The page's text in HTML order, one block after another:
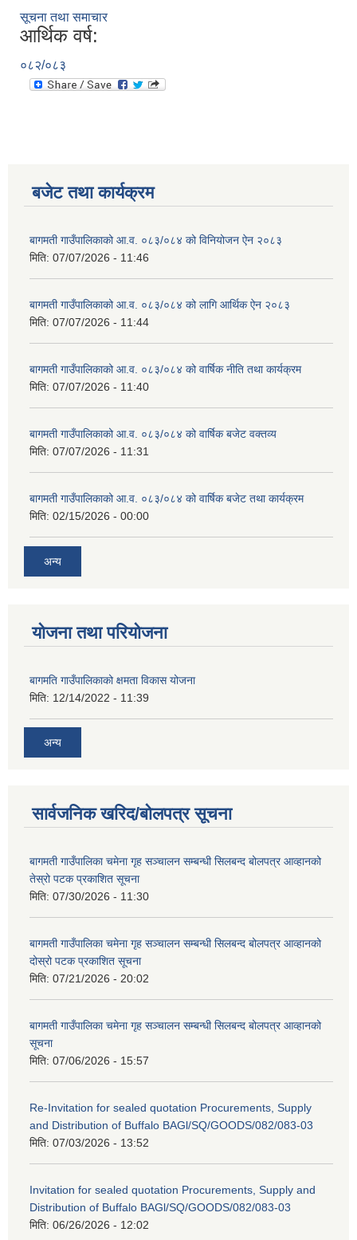
सूचना तथा समाचार
आर्थिक वर्ष:
०८२/०८३
बजेट तथा कार्यक्रम
बागमती गाउँपालिकाको आ.व. ०८३/०८४ को विनियोजन ऐन २०८३
मिति: 07/07/2026 - 11:46
बागमती गाउँपालिकाको आ.व. ०८३/०८४ को लागि आर्थिक ऐन २०८३
मिति: 07/07/2026 - 11:44
बागमती गाउँपालिकाको आ.व. ०८३/०८४ को वार्षिक नीति तथा कार्यक्रम
मिति: 07/07/2026 - 11:40
बागमती गाउँपालिकाको आ.व. ०८३/०८४ को वार्षिक बजेट वक्तव्य
मिति: 07/07/2026 - 11:31
बागमती गाउँपालिकाको आ.व. ०८३/०८४ को वार्षिक बजेट तथा कार्यक्रम
मिति: 02/15/2026 - 00:00
अन्य
योजना तथा परियोजना
बागमति गाउँपालिकाको क्षमता विकास योजना
मिति: 12/14/2022 - 11:39
अन्य
सार्वजनिक खरिद/बोलपत्र सूचना
बागमती गाउँपालिका चमेना गृह सञ्चालन सम्बन्धी सिलबन्द बोलपत्र आव्हानको
तेस्रो पटक प्रकाशित सूचना
मिति: 07/30/2026 - 11:30
बागमती गाउँपालिका चमेना गृह सञ्चालन सम्बन्धी सिलबन्द बोलपत्र आव्हानको
दोस्रो पटक प्रकाशित सूचना
मिति: 07/21/2026 - 20:02
बागमती गाउँपालिका चमेना गृह सञ्चालन सम्बन्धी सिलबन्द बोलपत्र आव्हानको
सूचना
मिति: 07/06/2026 - 15:57
Re-Invitation for sealed quotation Procurements, Supply
and Distribution of Buffalo BAGl/SQ/GOODS/082/083-03
मिति: 07/03/2026 - 13:52
Invitation for sealed quotation Procurements, Supply and
Distribution of Buffalo BAGl/SQ/GOODS/082/083-03
मिति: 06/26/2026 - 12:02